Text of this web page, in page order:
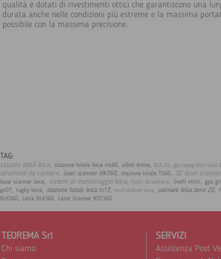
qualità e dotati di rivestimenti ottici che garantiscono una
durata anche nelle condizioni più estreme e la massima
possibile con la massima precisione.
TAG:
stazioni totali leica, stazione totale leica ms60, aibot drone, BLK 3D, gps topografico leica
strumenti da cantiere, laser scanner blk360, stazione totale TS60, 3D laser
laser scanner leica, sistemi di monitoraggio leica, livelli da cantiere, livelli ottici, gps
gs07, rugby leica, stazione totale leica ts13, multistation leica, palmare leica zeno 20,
BLK360, Leica BLK360, Laser Scanner RTC360.
TEOREMA Srl
Chi siamo
SERVIZI
Assistenza Post